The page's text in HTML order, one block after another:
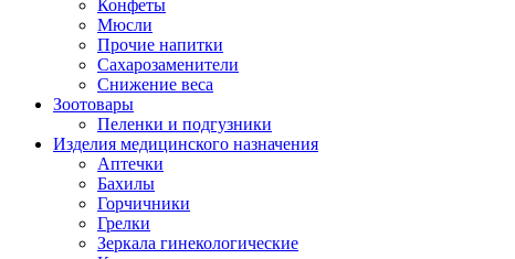
Конфеты
Мюсли
Прочие напитки
Сахарозаменители
Снижение веса
Зоотовары
Пеленки и подгузники
Изделия медицинского назначения
Аптечки
Бахилы
Горчичники
Грелки
Зеркала гинекологические